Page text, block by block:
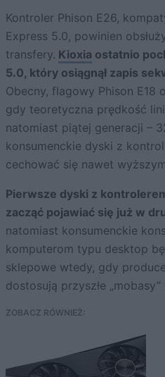
Kontroler Phison E26,
Express 5.0, powinien
transfery. Kioxia ostatnio
5.0, który osiągnął zapis
Obecny, flagowy Phison E18
gdy teoretyczna prędkość
natomiast piątej generacji –
konsumenckie dyski z
cechować się nawet
Pierwsze dyski z
zacząć pojawiać się już w
natomiast konsumenckie
komputerom typu desktop
sklepowe wtedy, gdy
dostosują przyszłe
ZOBACZ RÓWNIEŻ: